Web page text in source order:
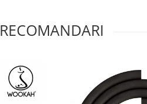
RECOMANDARI